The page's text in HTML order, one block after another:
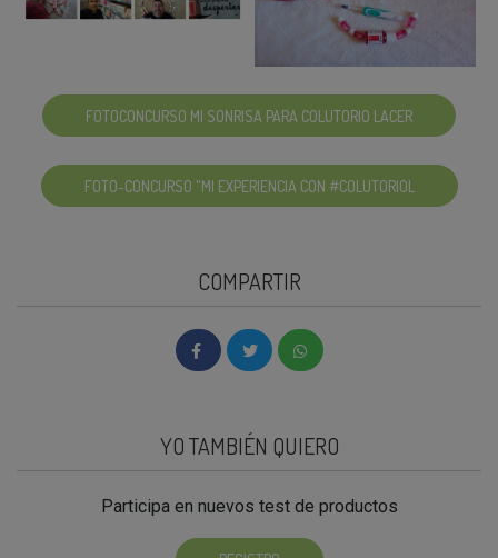
FOTOCONCURSO MI SONRISA PARA COLUTORIO LACER
FOTO-CONCURSO "MI EXPERIENCIA CON #COLUTORIOL
COMPARTIR
YO TAMBIÉN QUIERO
Participa en nuevos test de productos